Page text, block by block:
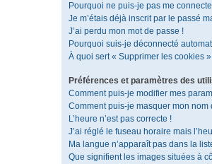
Pourquoi ne puis-je pas me
Je m’étais déjà inscrit par le passé
J’ai perdu mon mot de passe !
Pourquoi suis-je déconnecté
À quoi sert « Supprimer les cookies
Préférences et paramètres des
Comment puis-je modifier mes
Comment puis-je masquer mon
L’heure n’est pas correcte !
J’ai réglé le fuseau horaire mais
Ma langue n’apparaît pas dans la
Que signifient les images situées à